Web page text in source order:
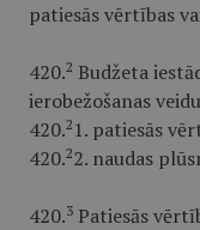
patiesās vērtības
420.2 Budžeta
ierobežošanas
420.2 1. patiesās
420.22. naudas
420.3 Patiesās